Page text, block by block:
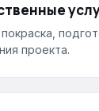
покраска,
проекта.